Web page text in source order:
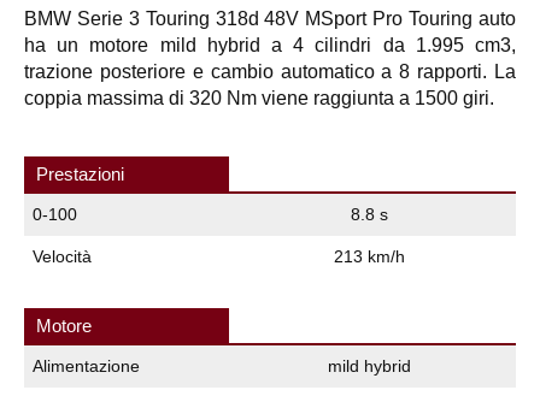
BMW Serie 3 Touring 318d 48V MSport Pro Touring auto
ha un motore mild hybrid a 4 cilindri da 1.995 cm3,
trazione posteriore e cambio automatico a 8 rapporti. La
coppia massima di 320 Nm viene raggiunta a 1500 giri.
Prestazioni
0-100 8.8 s
Velocità 213 km/h
Motore
Alimentazione mild hybrid